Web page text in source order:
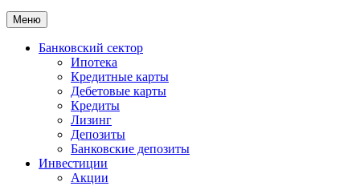
Меню
Банковский сектор
Ипотека
Кредитные карты
Дебетовые карты
Кредиты
Лизинг
Депозиты
Банковские депозиты
Инвестиции
Акции